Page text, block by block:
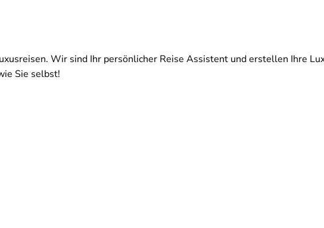
Wir sind Ihr persönlicher Reise Assistent und erstellen Ihre
Sie selbst!